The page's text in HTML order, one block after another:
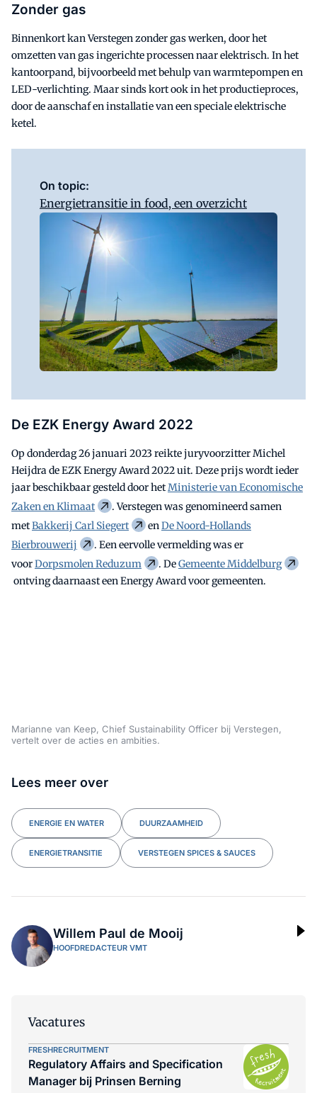
Zonder gas
Binnenkort kan Verstegen zonder gas werken, door het
omzetten van gas ingerichte processen naar elektrisch. In het
kantoorpand, bijvoorbeeld met behulp van warmtepompen en
LED-verlichting. Maar sinds kort ook in het productieproces,
door de aanschaf en installatie van een speciale elektrische
ketel.
On topic:
Energietransitie in food, een overzicht
De EZK Energy Award 2022
Op donderdag 26 januari 2023 reikte juryvoorzitter Michel
Heijdra de EZK Energy Award 2022 uit. Deze prijs wordt ieder
jaar beschikbaar gesteld door hetMinisterie van Economische
Zaken en Klimaat
. Verstegen was genomineerd samen
metBakkerij Carl Siegert enDe Noord-Hollands
Bierbrouwerij
. Een eervolle vermelding was er
voorDorpsmolen Reduzum . DeGemeente Middelburg
ontving daarnaast een Energy Award voor gemeenten.
Marianne van Keep, Chief Sustainability Officer bij Verstegen,
vertelt over de acties en ambities.
Lees meer over
ENERGIE EN WATER DUURZAAMHEID
ENERGIETRANSITIE VERSTEGEN SPICES & SAUCES
Willem Paul de Mooij
HOOFDREDACTEUR VMT
Vacatures
FRESHRECRUITMENT
Regulatory Affairs and Specification
Manager bij Prinsen Berning